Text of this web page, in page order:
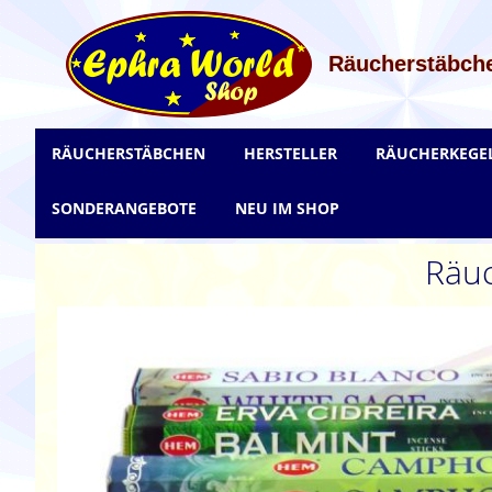
Inhalt
springen
Bildgalerie
RÄUCHERSTÄBCHEN HERSTELLER
SONDERANGEBOTE NEU IM SHOP